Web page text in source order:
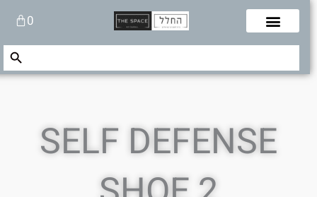
0עגלת
קניות
Search
Search Button
SELF DEFENSE